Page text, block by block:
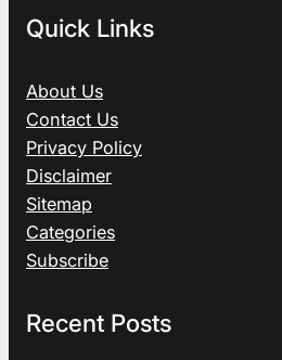
Quick Links
About Us
Contact Us
Privacy Policy
Disclaimer
Sitemap
Categories
Subscribe
Recent Posts